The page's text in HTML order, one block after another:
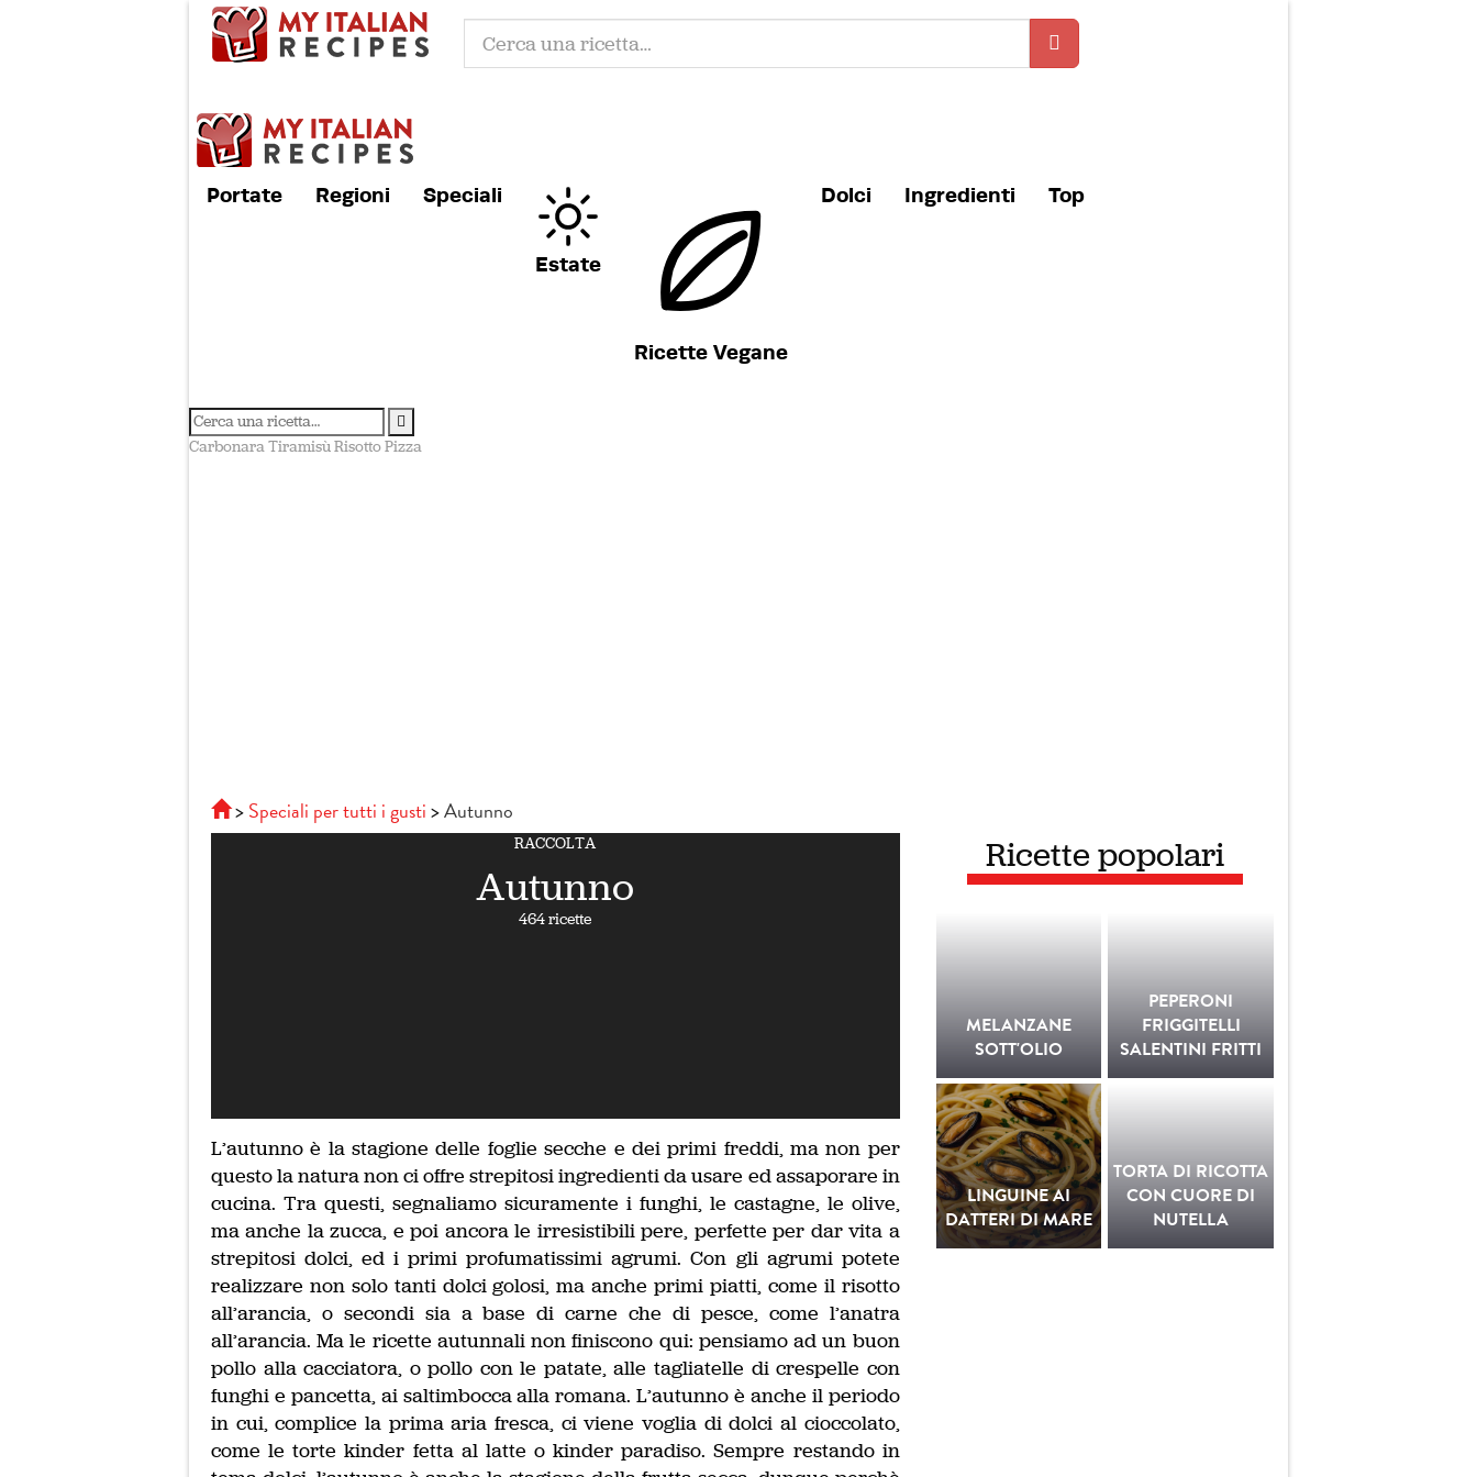
Portate Regioni Speciali
Estate
Ricette Vegane
Dolci Ingredienti Top
CarbonaraTiramisùRisottoPizza
Speciali per tutti i gusti Autunno
RACCOLTA
Autunno
464 ricette
L’autunno è la stagione delle foglie secche e dei primi freddi, ma non per
questo la natura non ci offre strepitosi ingredienti da usare ed assaporare in
cucina. Tra questi, segnaliamo sicuramente i funghi, le castagne, le olive,
ma anche la zucca, e poi ancora le irresistibili pere, perfette per dar vita a
strepitosi dolci, ed i primi profumatissimi agrumi. Con gli agrumi potete
realizzare non solo tanti dolci golosi, ma anche primi piatti, come il risotto
all’arancia, o secondi sia a base di carne che di pesce, come l’anatra
all’arancia. Ma le ricette autunnali non finiscono qui: pensiamo ad un buon
pollo alla cacciatora, o pollo con le patate, alle tagliatelle di crespelle con
funghi e pancetta, ai saltimbocca alla romana. L’autunno è anche il periodo
in cui, complice la prima aria fresca, ci viene voglia di dolci al cioccolato,
come le torte kinder fetta al latte o kinder paradiso. Sempre restando in
Ricette popolari
MELANZANE
SOTT'OLIO
PEPERONI
FRIGGITELLI
SALENTINI FRITTI
LINGUINE AI
DATTERI DI MARE
TORTA DI RICOTTA
CON CUORE DI
NUTELLA